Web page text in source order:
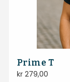
Prime T
kr279,00